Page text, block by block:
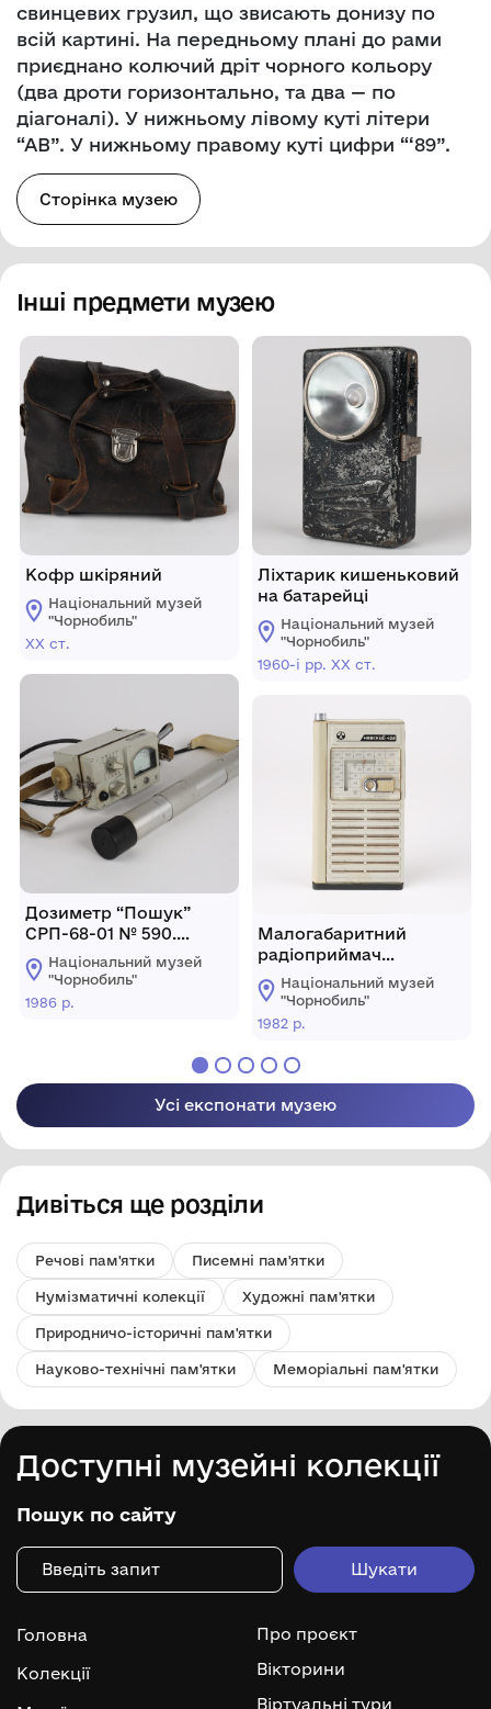
свинцевих грузил, що звисають донизу по
всій картині. На передньому плані до рами
приєднано колючий дріт чорного кольору
(два дроти горизонтально, та два — по
діагоналі). У нижньому лівому куті літери
“АВ”. У нижньому правому куті цифри “‘89”.
Сторінка музею
Інші предмети музею
Кофр шкіряний
Національний музей
"Чорнобиль"
ХХ ст.
Дозиметр “Пошук”
СРП-68-01 № 590.
Універсальний
геологічний пошуковий
прилад
Національний музей
"Чорнобиль"
1986 р.
Ліхтарик кишеньковий
на батарейці
Національний музей
"Чорнобиль"
1960-і рр. ХХ ст.
Малогабаритний
радіоприймач
“Невський-402”. м.
Ленінград (РРФСР),
1982 р.
Національний музей
"Чорнобиль"
1982 р.
Усі експонати музею
Дивіться ще розділи
Речові пам'ятки Писемні пам'ятки
Нумізматичні колекції Художні пам'ятки
Природничо-історичні пам'ятки
Науково-технічні пам'ятки Меморіальні пам'ятки
Доступні музейні колекції
Пошук по сайту
Головна
Колекції
Про проєкт
Вікторини
Віртуальні тури